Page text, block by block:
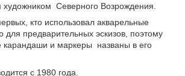
Северного Возрождения.
кто использовал акварельные
для предварительных эскизов, поэтому
карандаши и маркеры названы в его
с 1980 года.